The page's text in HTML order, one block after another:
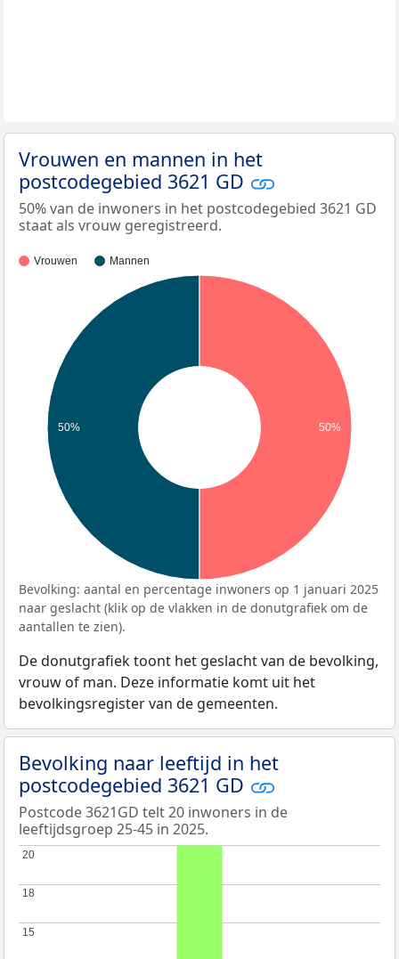
Vrouwen en mannen in het
postcodegebied 3621 GD
50% van de inwoners in het postcodegebied 3621 GD
staat als vrouw geregistreerd.
Vrouwen Mannen
50% 50%
Bevolking: aantal en percentage inwoners op 1 januari 2025
naar geslacht (klik op de vlakken in de donutgrafiek om de
aantallen te zien).
De donutgrafiek toont het geslacht van de bevolking,
vrouw of man. Deze informatie komt uit het
bevolkingsregister van de gemeenten.
Bevolking naar leeftijd in het
postcodegebied 3621 GD
Postcode 3621GD telt 20 inwoners in de
leeftijdsgroep 25-45 in 2025.
15
15
18
18
20
20